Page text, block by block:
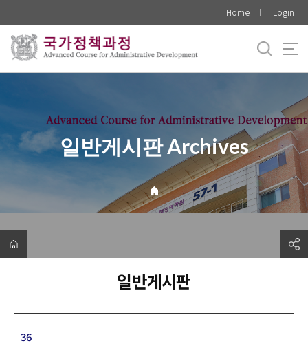
로
메
Home Login
일반게시판 Archives
일반게시판
36